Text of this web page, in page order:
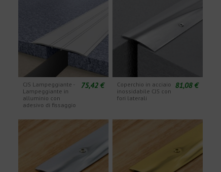
CJS Lampeggiante -
Lampeggiante in
alluminio con
adesivo di fissaggio
75,42 €
Coperchio in acciaio
inossidabile CJS con
fori laterali
81,08 €